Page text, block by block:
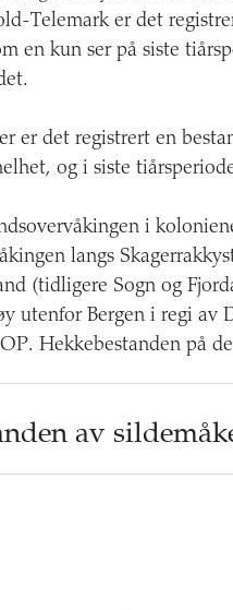
Telemark er det
en kun ser på siste
er det registrert en
og i siste
i
langs
(tidligere Sogn og
utenfor Bergen i regi av
Hekkebestanden på
av